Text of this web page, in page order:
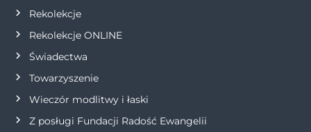
s
u
Rekolekcje
Rekolekcje ONLINE
Świadectwa
Towarzyszenie
Wieczór modlitwy i łaski
Z posługi Fundacji Radość Ewangelii